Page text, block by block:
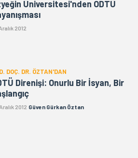
Üniversitesi'nden ODTÜ
2012
DOÇ. DR. ÖZTAN'DAN
Direnişi: Onurlu Bir İsyan, Bir
2012 Güven Gürkan Öztan